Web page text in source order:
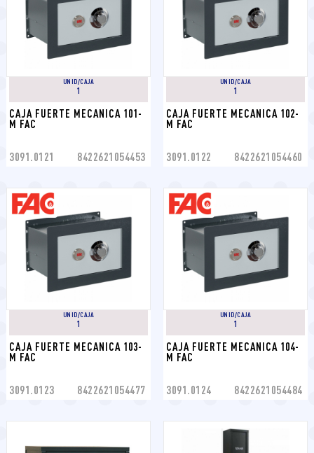
UNID/CAJA
1
CAJA FUERTE MECANICA 101-
M FAC
3091.0121 8422621054453
UNID/CAJA
1
CAJA FUERTE MECANICA 102-
M FAC
3091.0122 8422621054460
UNID/CAJA
1
CAJA FUERTE MECANICA 103-
M FAC
3091.0123 8422621054477
UNID/CAJA
1
CAJA FUERTE MECANICA 104-
M FAC
3091.0124 8422621054484